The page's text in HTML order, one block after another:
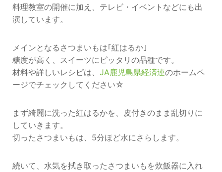
料理教室の開催に加え、テレビ・イベントなどにも出
演しています。
メインとなるさつまいもは｢紅はるか｣
糖度が高く、スイーツにピッタリの品種です。
材料や詳しいレシピは、 JA鹿児島県経済連のホームペ
ージでチェックしてください☆
まず綺麗に洗った紅はるかを、皮付きのまま乱切りに
していきます。
切ったさつまいもは、5分ほど水にさらします。
続いて、水気を拭き取ったさつまいもを炊飯器に入れ